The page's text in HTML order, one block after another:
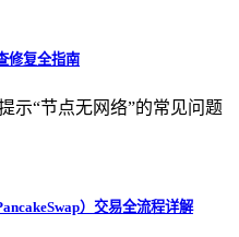
修复全指南
示“节点无网络”的常见问题
）交易全流程详解